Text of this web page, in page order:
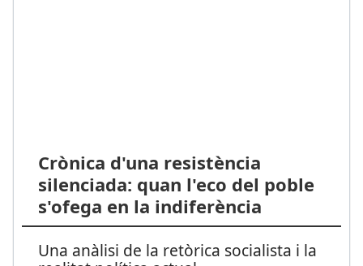
Crònica d'una resistència
silenciada: quan l'eco del poble
s'ofega en la indiferència
Una anàlisi de la retòrica socialista i la